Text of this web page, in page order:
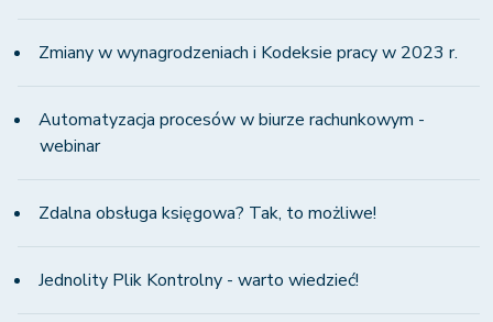
Zmiany w wynagrodzeniach i Kodeksie pracy w 2023 r.
Automatyzacja procesów w biurze rachunkowym -
webinar
Zdalna obsługa księgowa? Tak, to możliwe!
Jednolity Plik Kontrolny - warto wiedzieć!